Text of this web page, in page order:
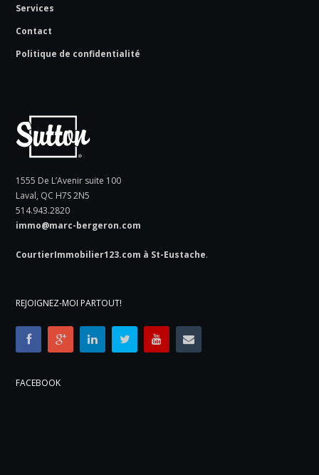
Services
Contact
Politique de confidentialité
1555 De L’Avenir suite 100
Laval, QC H7S 2N5
514.943.2820
immo@marc-bergeron.com
CourtierImmobilier123.com à St-Eustache.
REJOIGNEZ-MOI PARTOUT!
FACEBOOK